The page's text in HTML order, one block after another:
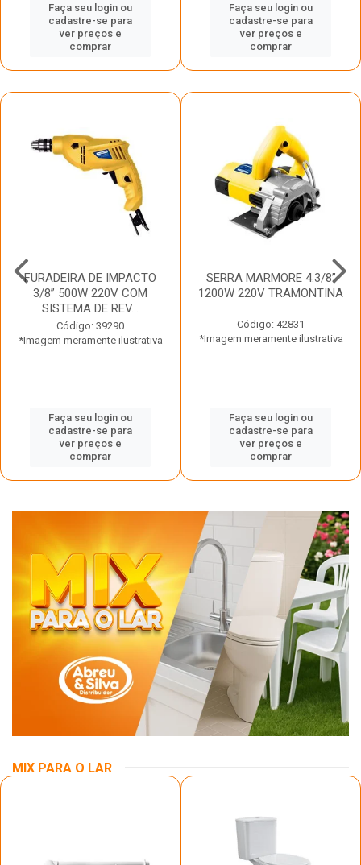
Faça seu login ou
cadastre-se para
ver preços e
comprar
Faça seu login ou
cadastre-se para
ver preços e
comprar
FURADEIRA DE IMPACTO
3/8” 500W 220V COM
SISTEMA DE REV...
Código: 39290
*Imagem meramente ilustrativa
Faça seu login ou
cadastre-se para
ver preços e
comprar
SERRA MARMORE 4.3/8”
1200W 220V TRAMONTINA
Código: 42831
*Imagem meramente ilustrativa
Faça seu login ou
cadastre-se para
ver preços e
comprar
MIX PARA O LAR